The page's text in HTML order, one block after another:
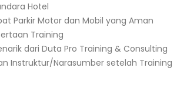
Hotel
Parkir Motor dan Mobil yang Aman
Training
dari Duta Pro Training & Consulting
Instruktur/Narasumber setelah Training